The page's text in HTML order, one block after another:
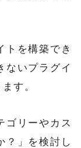
トを構築でき
ないプラグイ
す。
ゴリーやカス
？」を検討し